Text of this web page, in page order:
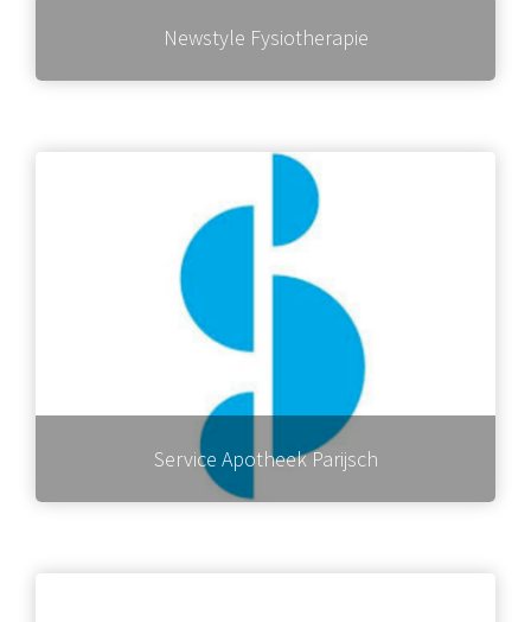
Newstyle Fysiotherapie
Service Apotheek Parijsch